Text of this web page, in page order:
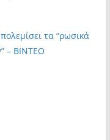
τα “ρωσικά
– ΒΙΝΤΕΟ